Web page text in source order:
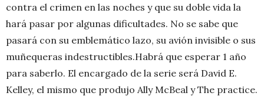
contra el crimen en las noches y que su doble vida la
hará pasar por algunas dificultades. No se sabe que
pasará con su emblemático lazo, su avión invisible o sus
muñequeras indestructibles.Habrá que esperar 1 año
para saberlo. El encargado de la serie será David E.
Kelley, el mismo que produjo Ally McBeal y The practice.